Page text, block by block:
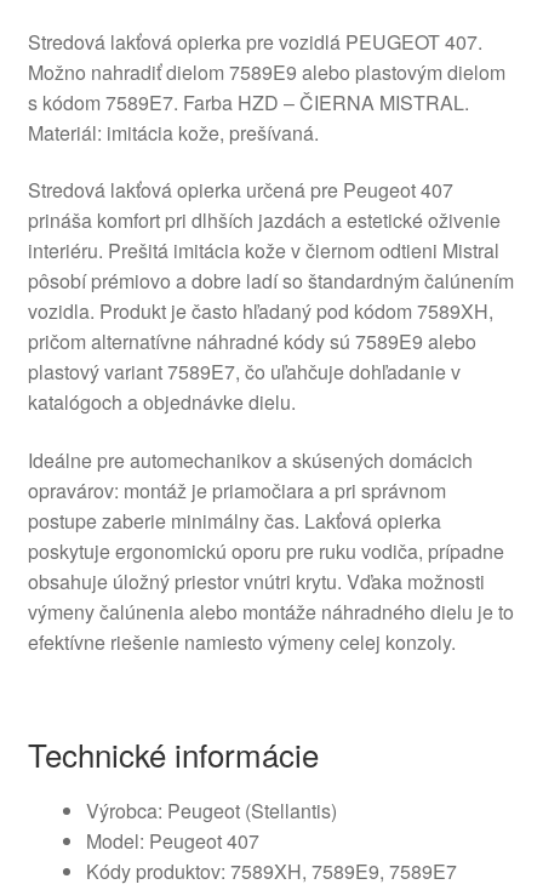
Stredová lakťová opierka pre vozidlá PEUGEOT 407.
Možno nahradiť dielom 7589E9 alebo plastovým dielom
s kódom 7589E7. Farba HZD – ČIERNA MISTRAL.
Materiál: imitácia kože, prešívaná.
Stredová lakťová opierka určená pre Peugeot 407
prináša komfort pri dlhších jazdách a estetické oživenie
interiéru. Prešitá imitácia kože v čiernom odtieni Mistral
pôsobí prémiovo a dobre ladí so štandardným čalúnením
vozidla. Produkt je často hľadaný pod kódom 7589XH,
pričom alternatívne náhradné kódy sú 7589E9 alebo
plastový variant 7589E7, čo uľahčuje dohľadanie v
katalógoch a objednávke dielu.
Ideálne pre automechanikov a skúsených domácich
opravárov: montáž je priamočiara a pri správnom
postupe zaberie minimálny čas. Lakťová opierka
poskytuje ergonomickú oporu pre ruku vodiča, prípadne
obsahuje úložný priestor vnútri krytu. Vďaka možnosti
výmeny čalúnenia alebo montáže náhradného dielu je to
efektívne riešenie namiesto výmeny celej konzoly.
Technické informácie
Výrobca: Peugeot (Stellantis)
Model: Peugeot 407
Kódy produktov: 7589XH, 7589E9, 7589E7